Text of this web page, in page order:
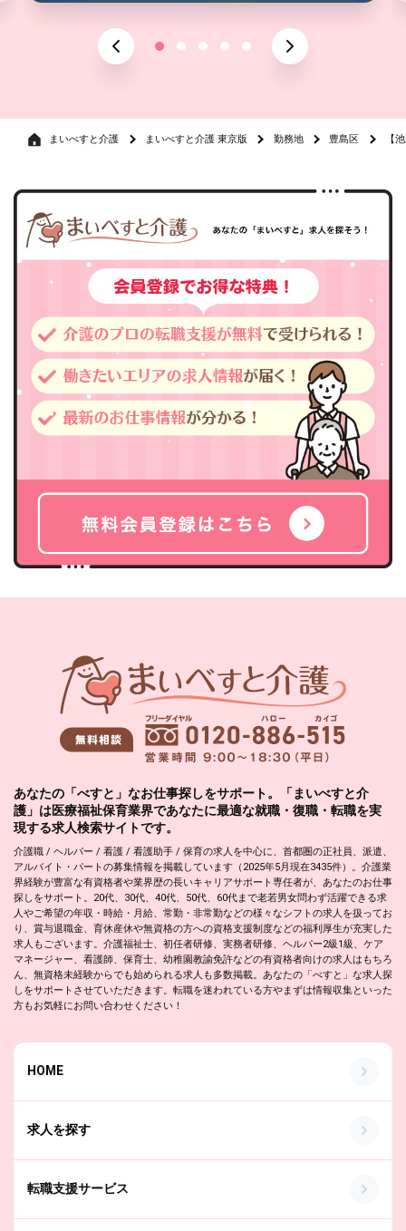
まいべすと介護 まいべすと介護 東京版 勤務地 豊島区 【
あなたの「べすと」なお仕事探しをサポート。「まいべすと介
護」は医療福祉保育業界であなたに最適な就職・復職・転職を実
現する求人検索サイトです。
介護職 / ヘルパー / 看護 / 看護助手 / 保育の求人を中心に、首都圏の正社員、派遣、
アルバイト・パートの募集情報を掲載しています（2025年5月現在3435件）。介護業
界経験が豊富な有資格者や業界歴の長いキャリアサポート専任者が、あなたのお仕事
探しをサポート。20代、30代、40代、50代、60代まで老若男女問わず活躍できる求
人やご希望の年収・時給・月給、常勤・非常勤などの様々なシフトの求人を扱ってお
り、賞与退職金、育休産休や無資格の方への資格支援制度などの福利厚生が充実した
求人もございます。介護福祉士、初任者研修、実務者研修、ヘルパー2級1級、ケア
マネージャー、看護師、保育士、幼稚園教諭免許などの有資格者向けの求人はもちろ
ん、無資格未経験からでも始められる求人も多数掲載。あなたの「べすと」な求人探
しをサポートさせていただきます。転職を迷われている方やまずは情報収集といった
方もお気軽にお問い合わせください！
HOME
求人を探す
転職支援サービス